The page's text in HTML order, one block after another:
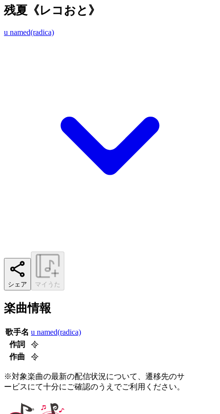
残夏《レコおと》
u named(radica)
シェア マイうた
楽曲情報
歌手名 u named(radica)
作詞
令
作曲
令
※対象楽曲の最新の配信状況について、遷移先のサ
ービスにて十分にご確認のうえでご利用ください。